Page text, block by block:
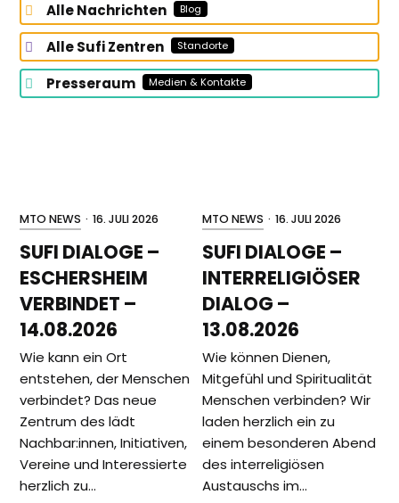
Alle Nachrichten Blog
Alle Sufi Zentren Standorte
Presseraum Medien & Kontakte
MTO NEWS · 16. JULI 2026
SUFI DIALOGE –
ESCHERSHEIM
VERBINDET –
14.08.2026
Wie kann ein Ort
entstehen, der Menschen
verbindet? Das neue
Zentrum des lädt
Nachbar:innen, Initiativen,
Vereine und Interessierte
herzlich zu…
MTO NEWS · 16. JULI 2026
SUFI DIALOGE –
INTERRELIGIÖSER
DIALOG –
13.08.2026
Wie können Dienen,
Mitgefühl und Spiritualität
Menschen verbinden? Wir
laden herzlich ein zu
einem besonderen Abend
des interreligiösen
Austauschs im…